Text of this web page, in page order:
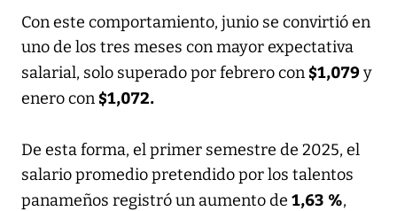
Con este comportamiento, junio se convirtió en
uno de los tres meses con mayor expectativa
salarial, solo superado por febrero con $1,079y
enero con $1,072.
De esta forma, el primer semestre de 2025, el
salario promedio pretendido por los talentos
panameños registró un aumento de 1,63 %,